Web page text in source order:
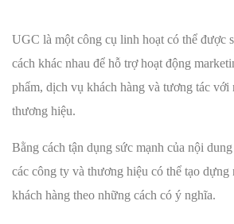
UGC là một công cụ linh hoạt có thể được
cách khác nhau để hỗ trợ hoạt động
phẩm, dịch vụ khách hàng và tương tác với
thương hiệu.
Bằng cách tận dụng sức mạnh của nội
các công ty và thương hiệu có thể tạo
khách hàng theo những cách có ý nghĩa.